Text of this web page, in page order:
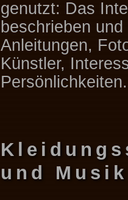
genutzt: Das
beschrieben
Anleitungen,
Künstler,
Persönlichkeiten.
und Musik